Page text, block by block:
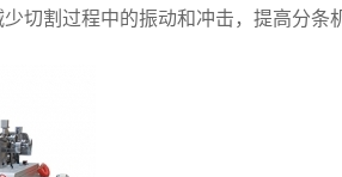
割过程中的振动和冲击，提高分条